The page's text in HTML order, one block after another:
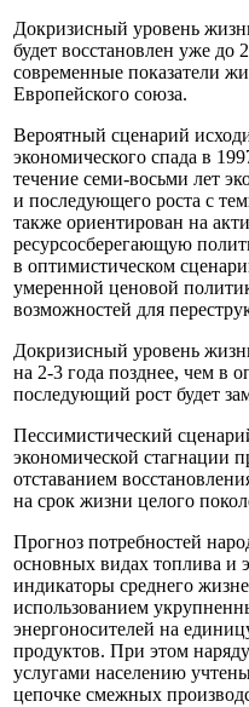
Докризисный уровень
будет восстановлен уже до
современные показатели
Европейского союза.
Вероятный сценарий
экономического спада в
течение семи-восьми лет
и последующего роста с
также ориентирован на
ресурсосберегающую
в оптимистическом
умеренной ценовой
возможностей для
Докризисный уровень
на 2-3 года позднее, чем в
последующий рост будет
Пессимистический
экономической стагнации
отставанием
на срок жизни целого
Прогноз потребностей
основных видах топлива и
индикаторы среднего
использованием
энергоносителей на
продуктов. При этом
услугами населению
цепочке смежных